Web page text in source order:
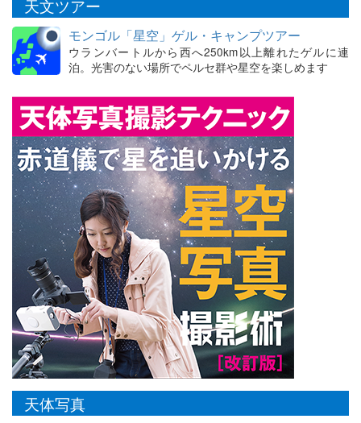
天文ツアー
モンゴル「星空」ゲル・キャンプツアー
ウランバートルから西へ250km以上離れたゲルに連
泊。光害のない場所でペルセ群や星空を楽しめます
天体写真